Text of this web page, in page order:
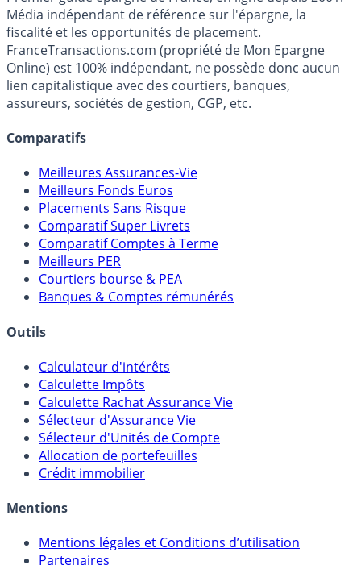
Premier guide épargne de France, en ligne depuis 2001.
Média indépendant de référence sur l'épargne, la
fiscalité et les opportunités de placement.
FranceTransactions.com (propriété de Mon Epargne
Online) est 100% indépendant, ne possède donc aucun
assureurs, sociétés de gestion, CGP, etc.
Comparatifs
Meilleures Assurances-Vie
Meilleurs Fonds Euros
Placements Sans Risque
Comparatif Super Livrets
Comparatif Comptes à Terme
Meilleurs PER
Banques & Comptes rémunérés
Outils
Calculateur d'intérêts
Calculette Impôts
Calculette Rachat Assurance Vie
Sélecteur d'Assurance Vie
Sélecteur d'Unités de Compte
Crédit immobilier
Mentions